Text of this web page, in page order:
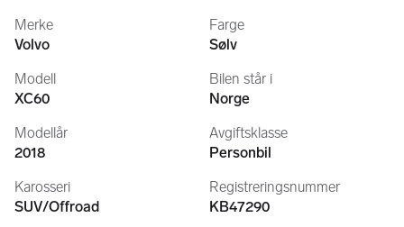
Vi tilbyr Finansiering gjennom våre partnere DnB eller
uforpliktende tilbud.
Omregistrering og finansiering ordnes mens du venter. Vi er
autorisert Autoreg forretning, noe som gjør at vi kan registrere
Bilplaneten er nybilforhandler av Zeekr, Mitsubishi, Subaru og
Merke
Volvo
Modell
XC60
Modellår
2018
Karosseri
SUV/Offroad
Farge
Sølv
Bilen står i
Norge
Avgiftsklasse
Personbil
Registreringsnummer
KB47290